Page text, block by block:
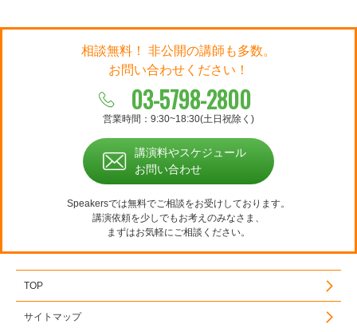
相談無料！ 非公開の講師も多数。
お問い合わせください！
03-5798-2800
営業時間：9:30~18:30(土日祝除く)
講演料やスケジュール
お問い合わせ
Speakersでは無料でご相談をお受けしております。
講演依頼を少しでもお考えのみなさま、
まずはお気軽にご相談ください。
TOP
サイトマップ